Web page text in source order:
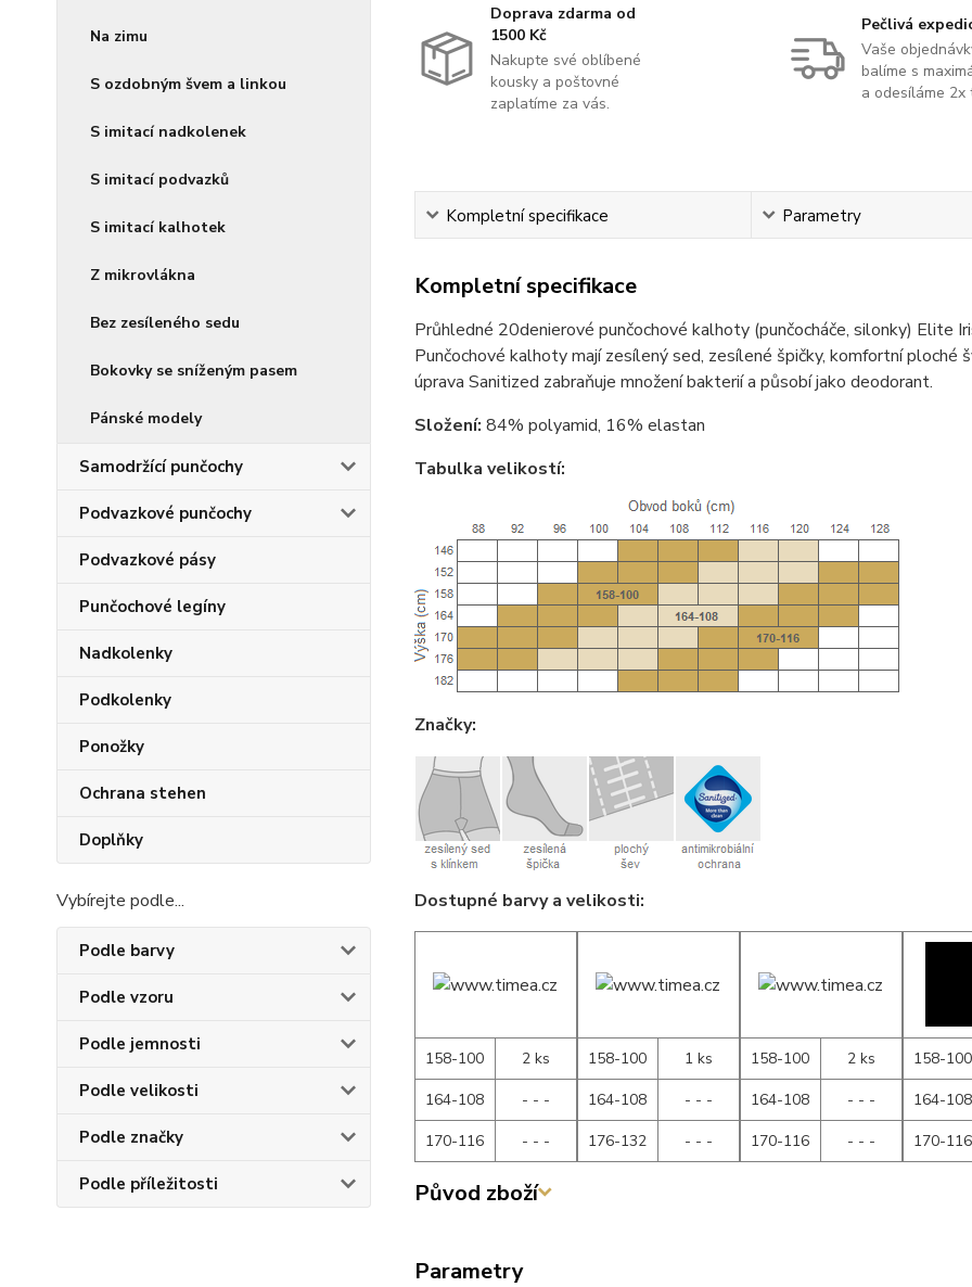
Na zimu
S ozdobným švem a linkou
S imitací nadkolenek
S imitací podvazků
S imitací kalhotek
Z mikrovlákna
Bez zesíleného sedu
Bokovky se sníženým pasem
Pánské modely
Samodržící punčochy
Podvazkové punčochy
Podvazkové pásy
Punčochové legíny
Nadkolenky
Podkolenky
Ponožky
Ochrana stehen
Doplňky
Vybírejte podle...
Podle barvy
Podle vzoru
Podle jemnosti
Podle velikosti
Podle značky
Podle příležitosti
Doprava zdarma od
1500 Kč
Nakupte své oblíbené
kousky a poštovné
zaplatíme za vás.
Pečlivá
Vaše
balíme s
a odesíláme 2x
Kompletní specifikace Parametry
Kompletní specifikace
Průhledné 20denierové punčochové kalhoty (punčocháče, silonky) Elite
Punčochové kalhoty mají zesílený sed, zesílené špičky, komfortní ploché
úprava Sanitized zabraňuje množení bakterií a působí jako deodorant.
Složení: 84% polyamid, 16% elastan
Tabulka velikostí:
Značky:
Dostupné barvy a velikosti:
158-100
2 ks
164-108
- - -
170-116
- - -
158-100
1 ks
164-108
- - -
176-132
- - -
158-100
2 ks
164-108
- - -
170-116
- - -
158-100
164-108
170-116
Původ zboží
Parametry